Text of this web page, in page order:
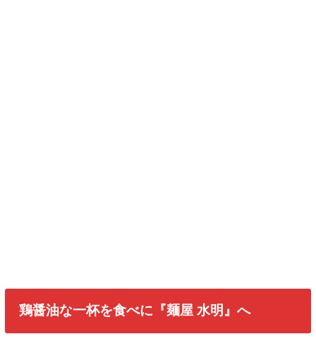
鶏醤油な一杯を食べに『麺屋 水明』へ